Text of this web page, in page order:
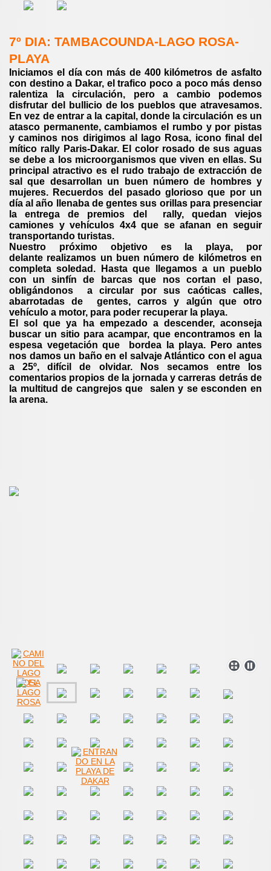
7º DIA: TAMBACOUNDA-LAGO ROSA-
PLAYA
Iniciamos el día con más de 400 kilómetros de asfalto
con destino a Dakar, el trafico poco a poco más denso
ralentiza la circulación, pero a cambio podemos
disfrutar del bullicio de los pueblos que atravesamos.
En vez de entrar a la capital, donde la circulación es un
atasco permanente, cambiamos el rumbo y por pistas
y caminos nos dirigimos al lago Rosa, icono final del
mítico rally Paris-Dakar. El color rosado de sus aguas
se debe a los microorganismos que viven en ellas. Su
principal atractivo es el rudo trabajo de extracción de
sal que desarrollan un buen número de hombres y
mujeres. Recuerdos del pasado glorioso que por un
día al año llenaba de gentes sus orillas para presenciar
la entrega de premios del rally, quedan viejos
camiones y vehículos 4x4 que se afanan en seguir
transportando turistas.
Nuestro próximo objetivo es la playa, por
delante realizamos un buen número de kilómetros en
completa soledad. Hasta que llegamos a un pueblo
con un sinfín de barcas que nos cortan el paso,
obligándonos a circular por sus caóticas calles,
abarrotadas de gentes, carros y algún que otro
vehículo a motor, para poder recuperar la playa.
El sol que ya ha empezado a descender, aconseja
buscar un sitio para acampar, que encontramos en la
espesa vegetación que bordea la playa. Pero antes
nos damos un baño en el salvaje Atlántico con el agua
a 25º, difícil de olvidar. Nos secamos entre los
comentarios propios de la jornada y carreras detrás de
la multitud de cangrejos que salen y se esconden en
la arena.